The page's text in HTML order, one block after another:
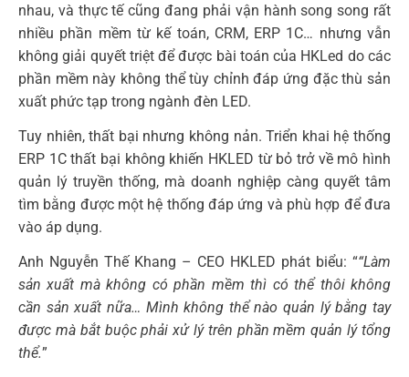
nhau, và thực tế cũng đang phải vận hành song song rất
nhiều phần mềm từ kế toán, CRM, ERP 1C… nhưng vẫn
không giải quyết triệt để được bài toán của HKLed do các
phần mềm này không thể tùy chỉnh đáp ứng đặc thù sản
xuất phức tạp trong ngành đèn LED.
Tuy nhiên, thất bại nhưng không nản. Triển khai hệ thống
ERP 1C thất bại không khiến HKLED từ bỏ trở về mô hình
quản lý truyền thống, mà doanh nghiệp càng quyết tâm
tìm bằng được một hệ thống đáp ứng và phù hợp để đưa
vào áp dụng.
Anh Nguyễn Thế Khang – CEO HKLED phát biểu: ““Làm
sản xuất mà không có phần mềm thì có thể thôi không
cần sản xuất nữa… Mình không thể nào quản lý bằng tay
được mà bắt buộc phải xử lý trên phần mềm quản lý tổng
thể.”